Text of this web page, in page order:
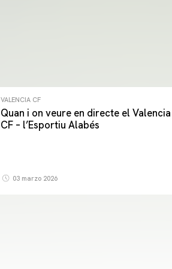
VALENCIA CF
Quan i on veure en directe el Valencia
CF – l’Esportiu Alabés
03 marzo 2026